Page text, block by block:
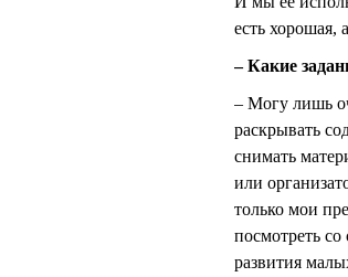
есть хорошая,
– Какие
– Могу лишь
раскрывать
снимать
или
только мои
посмотреть
развития